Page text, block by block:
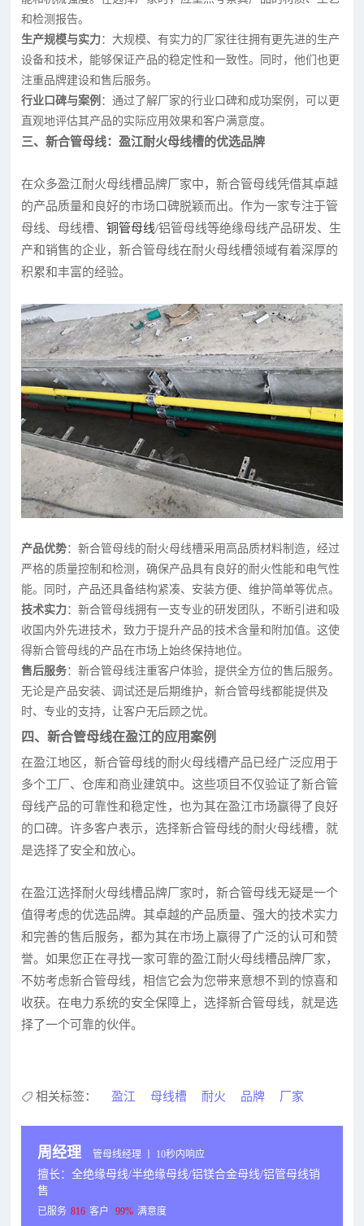
和检测报告。
生产规模与实力：大规模、有实力的厂家往往拥有更先进的生产
设备和技术，能够保证产品的稳定性和一致性。同时，他们也更
注重品牌建设和售后服务。
行业口碑与案例 ：通过了解厂家的行业口碑和成功案例，可以更
直观地评估其产品的实际应用效果和客户满意度。
三、新合管母线：盈江耐火母线槽的优选品牌
在众多盈江耐火母线槽品牌厂家中，新合管母线凭借其卓越
的产品质量和良好的市场口碑脱颖而出。作为一家专注于管
母线、母线槽、铜管母线/铝管母线等绝缘母线产品研发、生
产和销售的企业，新合管母线在耐火母线槽领域有着深厚的
积累和丰富的经验。
产品优势：新合管母线的耐火母线槽采用高品质材料制造，经过
严格的质量控制和检测，确保产品具有良好的耐火性能和电气性
能。同时，产品还具备结构紧凑、安装方便、维护简单等优点。
技术实力：新合管母线拥有一支专业的研发团队，不断引进和吸
收国内外先进技术，致力于提升产品的技术含量和附加值。这使
得新合管母线的产品在市场上始终保持地位。
售后服务：新合管母线注重客户体验，提供全方位的售后服务。
无论是产品安装、调试还是后期维护，新合管母线都能提供及
时、专业的支持，让客户无后顾之忧。
四、新合管母线在盈江的应用案例
在盈江地区，新合管母线的耐火母线槽产品已经广泛应用于
多个工厂、仓库和商业建筑中。这些项目不仅验证了新合管
母线产品的可靠性和稳定性，也为其在盈江市场赢得了良好
的口碑。许多客户表示，选择新合管母线的耐火母线槽，就
是选择了安全和放心。
在盈江选择耐火母线槽品牌厂家时，新合管母线无疑是一个
值得考虑的优选品牌。其卓越的产品质量、强大的技术实力
和完善的售后服务，都为其在市场上赢得了广泛的认可和赞
誉。如果您正在寻找一家可靠的盈江耐火母线槽品牌厂家，
不妨考虑新合管母线，相信它会为您带来意想不到的惊喜和
收获。在电力系统的安全保障上，选择新合管母线，就是选
择了一个可靠的伙伴。
相关标签： 盈江 母线槽 耐火 品牌 厂家
周经理 管母线经理 丨 10秒内响应
擅长：全绝缘母线/半绝缘母线/铝镁合金母线/铝管母线销
售
已服务 816 客户 99% 满意度